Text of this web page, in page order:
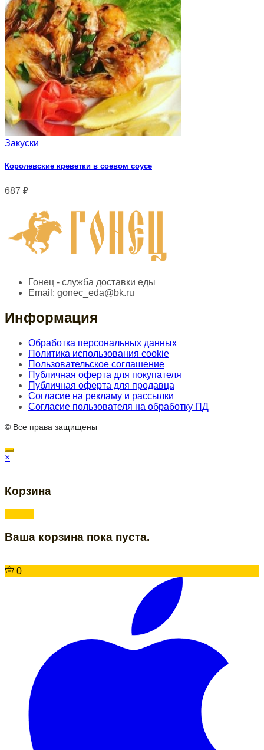
Закуски
Королевские креветки в соевом соусе
687 ₽
Гонец - служба доставки еды
Email: gonec_eda@bk.ru
Информация
Обработка персональных данных
Политика использования cookie
Пользовательское соглашение
Публичная оферта для покупателя
Публичная оферта для продавца
Согласие на рекламу и рассылки
Согласие пользователя на обработку ПД
© Все права защищены
×
Корзина
Ваша корзина пока пуста.
0